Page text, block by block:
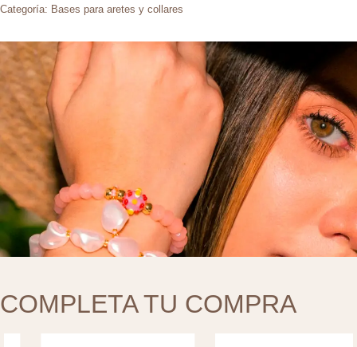
Categoría: Bases para aretes y collares
COMPLETA TU COMPRA